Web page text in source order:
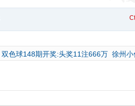
双色球148期开奖:头奖11注666万 徐州